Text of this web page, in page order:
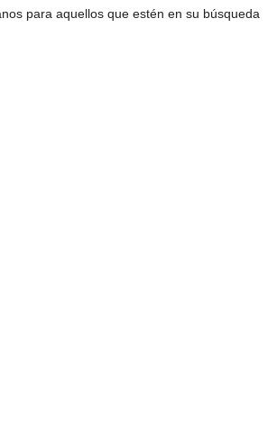
para aquellos que estén en su búsqueda